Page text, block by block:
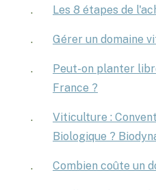
Les 8 étapes de
Gérer un domaine
Peut-on planter
France ?
Viticulture :
Biologique ?
Combien coûte un